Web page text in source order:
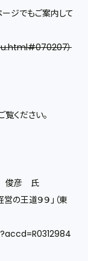
ジでもご案内して
）
ください。
俊彦 氏
王道９９」（東